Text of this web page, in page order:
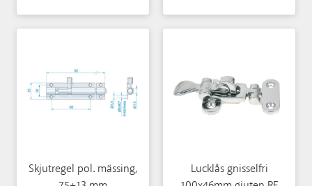
Skjutregel pol. mässing,
Lucklås gnisselfri